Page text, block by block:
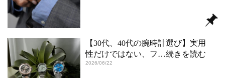
【30代、40代の腕時計選び】実用
性だけではない、フ …続きを読む
2026/06/22